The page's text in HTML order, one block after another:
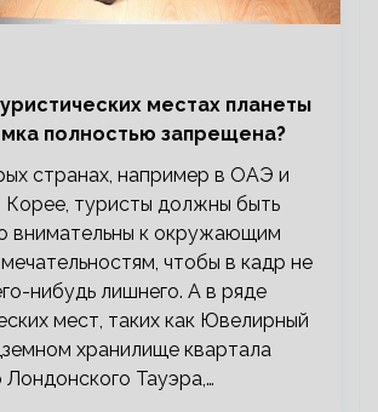
местах планеты
полностью запрещена?
странах, например в ОАЭ и
Корее, туристы должны быть
внимательны к окружающим
чтобы в кадр не
нибудь лишнего. А в ряде
мест, таких как Ювелирный
хранилище квартала
Тауэра,…